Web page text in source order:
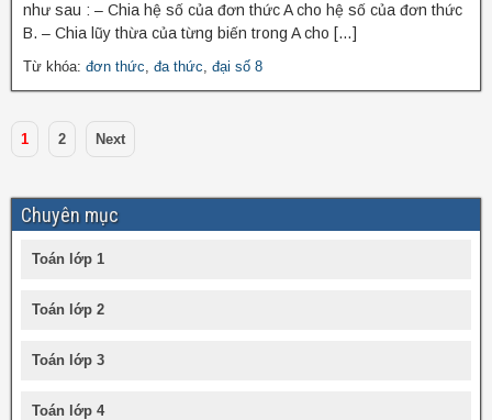
như sau : – Chia hệ số của đơn thức A cho hệ số của đơn thức
B. – Chia lũy thừa của từng biến trong A cho […]
Từ khóa: đơn thức, đa thức, đại số 8
1 2 Next
Chuyên mục
Toán lớp 1
Toán lớp 2
Toán lớp 3
Toán lớp 4